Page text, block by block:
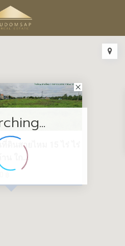
ที่ดินสายไหม 15 ไร่ ไร่
าน ใก...